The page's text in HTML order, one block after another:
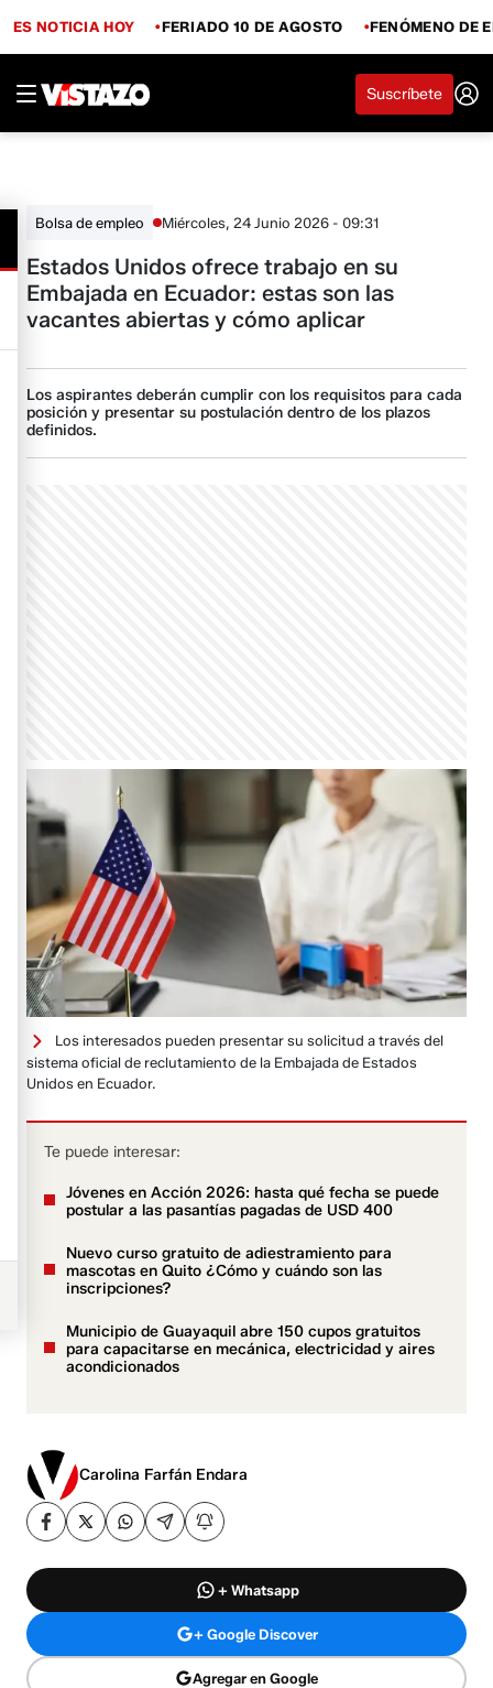
ES NOTICIA HOY FERIADO 10 DE AGOSTO FENÓMENO DE
Suscríbete
Bolsa de empleo Miércoles, 24 Junio 2026 - 09:31
Estados Unidos ofrece trabajo en su
Embajada en Ecuador: estas son las
vacantes abiertas y cómo aplicar
Los aspirantes deberán cumplir con los requisitos para cada
posición y presentar su postulación dentro de los plazos
definidos.
Los interesados pueden presentar su solicitud a través del
sistema oficial de reclutamiento de la Embajada de Estados
Unidos en Ecuador.
Te puede interesar:
Jóvenes en Acción 2026: hasta qué fecha se puede
postular a las pasantías pagadas de USD 400
Nuevo curso gratuito de adiestramiento para
mascotas en Quito ¿Cómo y cuándo son las
inscripciones?
Municipio de Guayaquil abre 150 cupos gratuitos
para capacitarse en mecánica, electricidad y aires
acondicionados
Carolina Farfán Endara
+ Whatsapp
+ Google Discover
Agregar en Google